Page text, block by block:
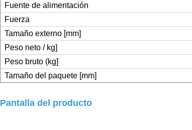
Fuente de alimentación
Fuerza
Tamaño externo [mm]
Peso neto / kg]
Peso bruto (kg]
Tamaño del paquete [mm]
Pantalla del producto